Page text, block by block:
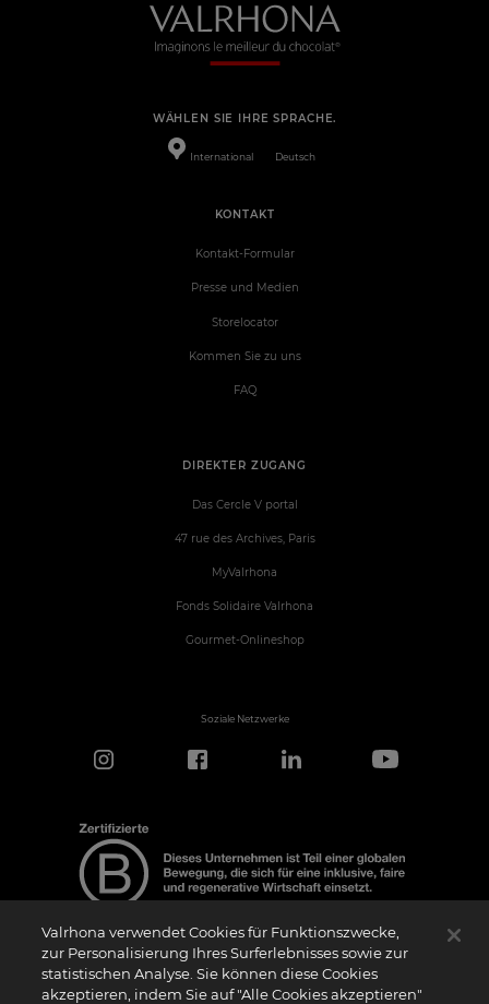
WÄHLEN SIE IHRE SPRACHE.
International Deutsch
DIREKTER ZUGANG
Das Cercle V portal
47 rue des Archives, Paris
MyValrhona
Fonds Solidaire Valrhona
Gourmet-Onlineshop
KONTAKT
Kontakt-Formular
Presse und Medien
Storelocator
Kommen Sie zu uns
FAQ
Soziale Netzwerke
Hinweis zur Zertifizierung
Das Logo “Certified B Corporation” (bzw. die Versionen in anderen Sprachen, wie
Valrhona verwendet Cookies für Funktionszwecke,
zur Personalisierung Ihres Surferlebnisses sowie zur
statistischen Analyse. Sie können diese Cookies
akzeptieren, indem Sie auf "Alle Cookies akzeptieren"